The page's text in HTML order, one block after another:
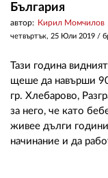
България
автор: Кирил Момчилов
четвъртък, 25 Юли 2019 /
Тази година
щеше да навърши
гр. Хлебарово,
за него, че като
живее дълги
начинание и да